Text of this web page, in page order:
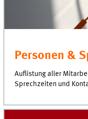
Personen &
Auflistung aller
Sprechzeiten und